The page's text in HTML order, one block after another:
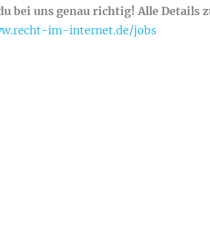
bei uns genau richtig! Alle Details
im-internet.de/jobs